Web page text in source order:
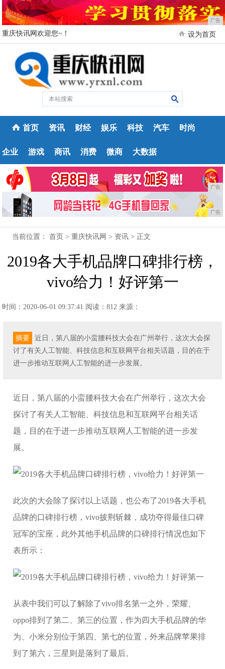
广告
重庆快讯网欢迎您~！ 设为首页
首页 资讯 财经 娱乐 科技 汽车 时尚
企业 游戏 商讯 消费 微商 大数据
广告
广告
当前位置：首页 >重庆快讯网 > 资讯 > 正文
2019各大手机品牌口碑排行榜，
vivo给力！好评第一
时间：2020-06-01 09:37:41 阅读：812 来源：
摘要
近日，第八届的小蛮腰科技大会在广州举行，这次大会探
讨了有关人工智能、科技信息和互联网平台相关话题，目的在于
进一步推动互联网人工智能的进一步发展。
近日，第八届的小蛮腰科技大会在广州举行，这次大会
探讨了有关人工智能、科技信息和互联网平台相关话
题，目的在于进一步推动互联网人工智能的进一步发
展。
此次的大会除了探讨以上话题，也公布了2019各大手机
品牌的口碑排行榜，vivo披荆斩棘，成功夺得最佳口碑
冠军的宝座，此外其他手机品牌的口碑排行情况也如下
表所示：
从表中我们可以了解除了vivo排名第一之外，荣耀、
oppo排到了第二、第三的位置，作为四大手机品牌的华
为、小米分别位于第四、第七的位置，外来品牌苹果排
到了第六，三星则是落到了最后。